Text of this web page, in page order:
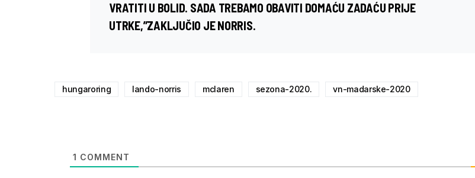
VRATITI U BOLID. SADA TREBAMO OBAVITI DOMAĆU ZADAĆU PRIJE
UTRKE,”ZAKLJUČIO JE NORRIS.
hungaroring lando-norris mclaren sezona-2020. vn-madarske-2020
1 COMMENT